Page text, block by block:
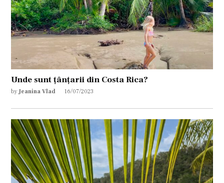
Unde sunt țânțarii din Costa Rica?
by Jeanina Vlad 16/07/2023